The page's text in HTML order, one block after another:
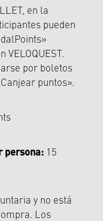
en la
pueden
VELOQUEST.
por boletos
puntos».
persona:15
y no está
Los